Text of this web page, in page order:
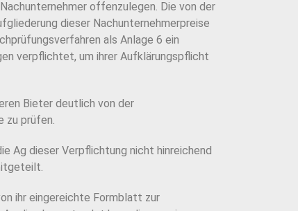
offenzulegen. Die von der
dieser Nachunternehmerpreise
als Anlage 6 ein
verpflichtet, um ihrer Aufklärungspflicht
Bieter deutlich von der
zu prüfen.
Ag dieser Verpflichtung nicht hinreichend
ihr eingereichte Formblatt zur